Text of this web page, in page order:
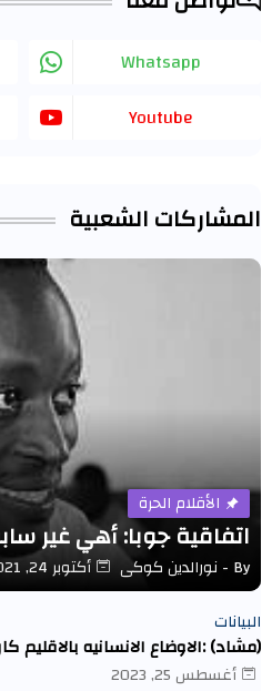
Whatsapp
Youtube
المشاركات الشعبية
الأقلام الحرة
اتفاقية جوبا: أهي غير
By - نورالدين كوكى
أكتوبر 24, 2021
البيانات
(مشاد) :الاوضاع الانسانيه بالاقليم
أغسطس 25, 2023